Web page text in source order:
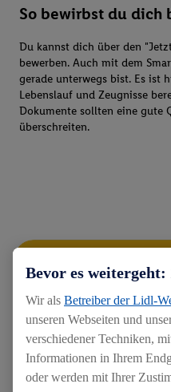
So bewirbst du dich
Du kannst dich über den
bewerben. Auch mit dem
gerade unterwegs bist. Es ist
Lebenslauf und Zeugnisse
Dokumente sollten eine gute
überschreiten.
Bevor es
Wir als Betreiber der Lidl-
unseren Webseiten und
verschiedener Techniken,
Informationen in Ihrem
oder werden mit Ihrer